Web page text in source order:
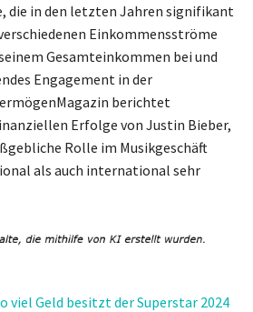
die in den letzten Jahren signifikant
Einkommensströme
Gesamteinkommen bei und
Engagement in der
berichtet
Erfolge von Justin Bieber,
Rolle im Musikgeschäft
als auch international sehr
viel Geld besitzt der Superstar 2024